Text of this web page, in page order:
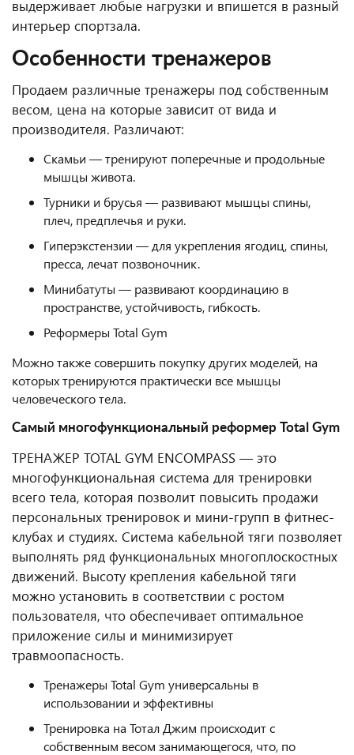
выдерживает любые нагрузки и впишется в разный
интерьер спортзала.
Особенности тренажеров
Продаем различные тренажеры под собственным
весом, цена на которые зависит от вида и
производителя. Различают:
Скамьи — тренируют поперечные и продольные
мышцы живота.
Турники и брусья — развивают мышцы спины,
плеч, предплечья и руки.
Гиперэкстензии — для укрепления ягодиц, спины,
пресса, лечат позвоночник.
Минибатуты — развивают координацию в
пространстве, устойчивость, гибкость.
Реформеры Total Gym
Можно также совершить покупку других моделей, на
которых тренируются практически все мышцы
человеческого тела.
Самый многофункциональный реформер Total Gym
ТРЕНАЖЕР TOTAL GYM ENCOMPASS — это
многофункциональная система для тренировки
всего тела, которая позволит повысить продажи
персональных тренировок и мини-групп в фитнес-
клубах и студиях. Система кабельной тяги позволяет
выполнять ряд функциональных многоплоскостных
движений. Высоту крепления кабельной тяги
можно установить в соответствии с ростом
пользователя, что обеспечивает оптимальное
приложение силы и минимизирует
травмоопасность.
Тренажеры Total Gym универсальны в
использовании и эффективны
Тренировка на Тотал Джим происходит с
собственным весом занимающегося, что, по